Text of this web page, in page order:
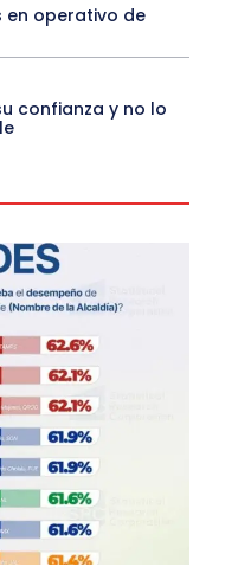
en operativo de
confianza y no lo